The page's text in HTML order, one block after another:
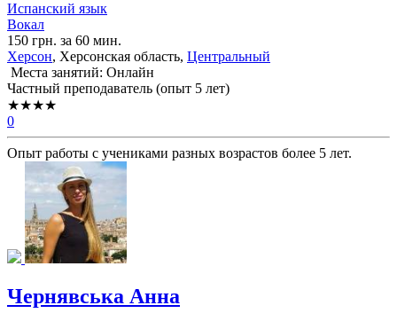
Испанский язык
Вокал
150 грн. за 60 мин.
Херсон, Херсонская область, Центральный
Места занятий: Онлайн
Частный преподаватель (опыт 5 лет)
★★★★
0
Опыт работы с учениками разных возрастов более 5 лет.
Чернявська Анна